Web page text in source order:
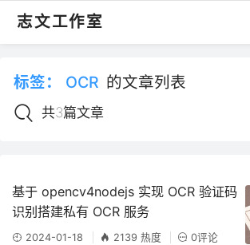
志文工作室
标签： OCR 的文章列表
共3篇文章
基于 opencv4nodejs 实现 OCR 验证码
识别搭建私有 OCR 服务
2024-01-18 2139 热度 0评论